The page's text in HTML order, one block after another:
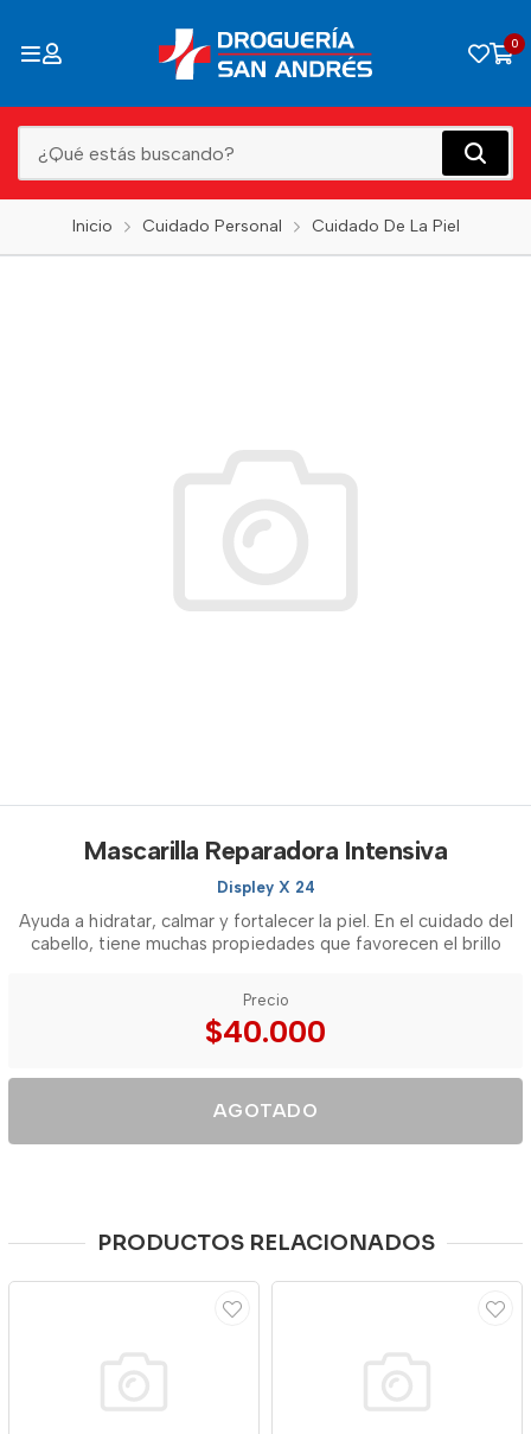
0
Inicio Cuidado Personal Cuidado De La Piel
Mascarilla Reparadora Intensiva
Displey X 24
Ayuda a hidratar, calmar y fortalecer la piel. En el cuidado del
cabello, tiene muchas propiedades que favorecen el brillo
Precio
$40.000
AGOTADO
PRODUCTOS RELACIONADOS